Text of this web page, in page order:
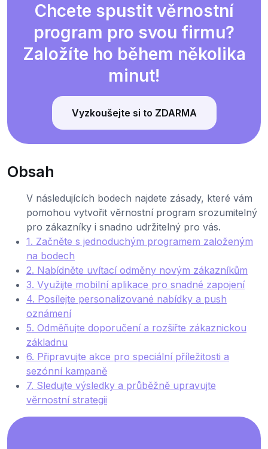
Chcete spustit věrnostní
program pro svou firmu?
Založíte ho během několika
minut!
Vyzkoušejte si to ZDARMA
Obsah
V následujících bodech najdete zásady, které vám
pomohou vytvořit věrnostní program srozumitelný
pro zákazníky i snadno udržitelný pro vás.
1. Začněte s jednoduchým programem založeným
na bodech
2. Nabídněte uvítací odměny novým zákazníkům
3. Využijte mobilní aplikace pro snadné zapojení
4. Posílejte personalizované nabídky a push
oznámení
5. Odměňujte doporučení a rozšiřte zákaznickou
základnu
6. Připravujte akce pro speciální příležitosti a
sezónní kampaně
7. Sledujte výsledky a průběžně upravujte
věrnostní strategii